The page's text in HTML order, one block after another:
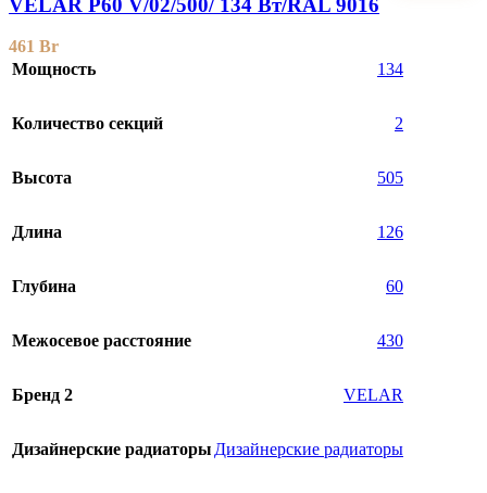
461 Br
Мощность
134
Количество секций 2
Высота 505
Длина 126
Глубина 60
Межосевое расстояние 430
Бренд 2 VELAR
Дизайнерские радиаторыДизайнерские радиаторы